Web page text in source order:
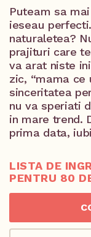
Puteam sa
ieseau
naturaletea?
prajituri care
va arat niste
zic, “mama ce
sinceritatea
nu va speriati
in mare trend.
prima data,
LISTA DE
PENTRU 80